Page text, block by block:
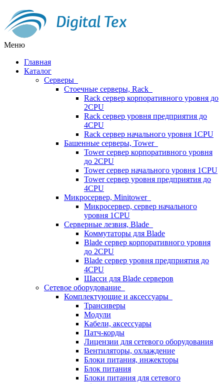
Меню
Главная
Каталог
Серверы
Стоечные серверы, Rack
Rack сервер корпоративного уровня до
2CPU
Rack сервер уровня предприятия до
4CPU
Rack сервер начального уровня 1CPU
Башенные серверы, Tower
Tower сервер корпоративного уровня
до 2CPU
Tower сервер начального уровня 1CPU
Tower сервер уровня предприятия до
4CPU
Микросервер, Minitower
Микросервер, сервер начального
уровня 1CPU
Серверные лезвия, Blade
Коммутаторы для Blade
Blade сервер корпоративного уровня
до 2CPU
Blade сервер уровня предприятия до
4CPU
Шасси для Blade серверов
Сетевое оборудование
Комплектующие и аксессуары
Трансиверы
Модули
Кабели, аксессуары
Патч-корды
Лицензии для сетевого оборудования
Вентиляторы, охлаждение
Блоки питания, инжекторы
Блок питания
Блоки питания для сетевого